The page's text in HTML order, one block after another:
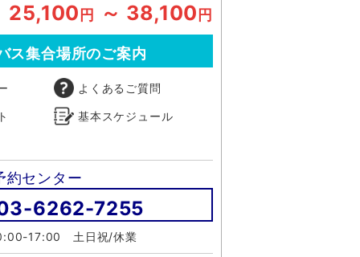
25,100 円 ～ 38,100 円
ス集合場所のご案内
よくあるご質問
基本スケジュール
約センター
6262-7255
17:00 土日祝/休業